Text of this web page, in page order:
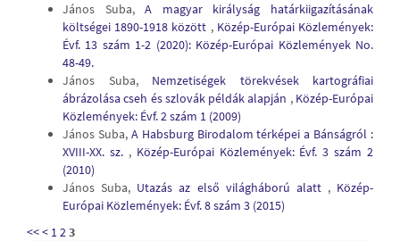
János Suba,A magyar királyság határkiigazításának
költségei 1890-1918 között , Közép-Európai Közlemények:
Évf. 13 szám 1-2 (2020): Közép-Európai Közlemények No.
48-49.
János Suba, Nemzetiségek törekvések kartográfiai
ábrázolása cseh és szlovák példák alapján , Közép-Európai
Közlemények: Évf. 2 szám 1 (2009)
János Suba, A Habsburg Birodalom térképei a Bánságról :
XVIII-XX. sz. , Közép-Európai Közlemények: Évf. 3 szám 2
(2010)
János Suba, Utazás az első világháború alatt , Közép-
Európai Közlemények: Évf. 8 szám 3 (2015)
<<< 123